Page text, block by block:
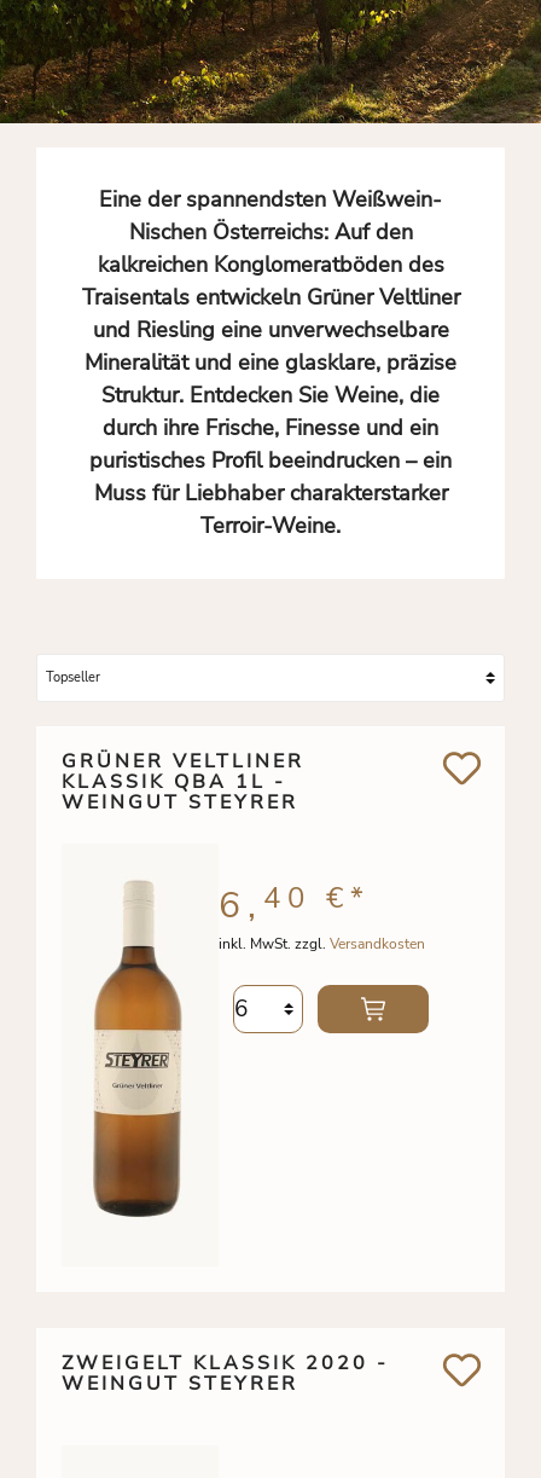
Eine der spannendsten Weißwein-
Nischen Österreichs: Auf den
kalkreichen Konglomeratböden des
Traisentals entwickeln Grüner Veltliner
und Riesling eine unverwechselbare
Mineralität und eine glasklare, präzise
Struktur. Entdecken Sie Weine, die
durch ihre Frische, Finesse und ein
puristisches Profil beeindrucken – ein
Muss für Liebhaber charakterstarker
Terroir-Weine.
GRÜNER VELTLINER
KLASSIK QBA 1L -
WEINGUT STEYRER
inkl. MwSt. zzgl. Versandkosten
6, 40 €*
ZWEIGELT KLASSIK 2020 -
WEINGUT STEYRER